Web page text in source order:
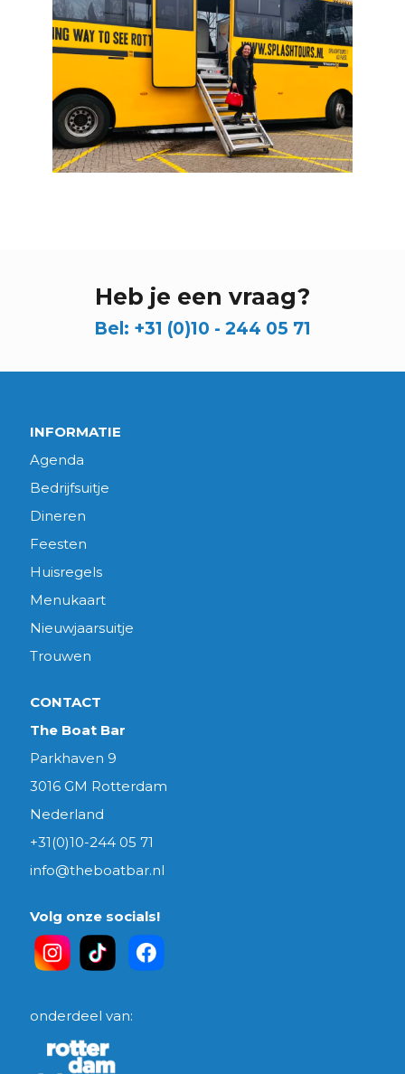
Heb je een vraag?
Bel: +31 (0)10 - 244 05 71
INFORMATIE
Agenda
Bedrijfsuitje
Dineren
Feesten
Huisregels
Menukaart
Nieuwjaarsuitje
Trouwen
CONTACT
The Boat Bar
Parkhaven 9
3016 GM Rotterdam
Nederland
+31(0)10-244 05 71
info@theboatbar.nl
Volg onze socials!
onderdeel van: